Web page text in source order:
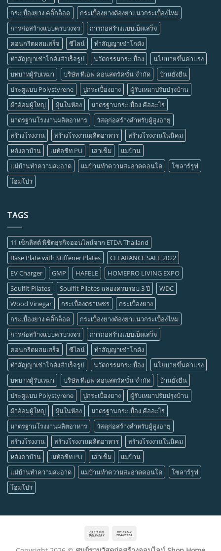
กระเบื้องยาง คลิ๊กล็อค
กระเบื้องยางต้องยาแนวกระเบื้องไหม
การก่อสร้างแบบครบวงจร
การก่อสร้างแบบเบ็ดเสร็จ
คอนกรีตผสมเสร็จ
ซีไลน์
ทำสัญญาเช่าโกดัง
ทำสัญญาเช่าโกดังสำเร็จรูป
นวัตกรรมกระเบื้อง
นโยบายขึ้นค่าแรง
บทบาทผู้รับเหมา
บริษัท ทีเอฟ คอนสตรัคชั่น จำกัด
บ้านยั่งยืน
ประตูแบบ Polystyrene
ปูกระเบื้องยาง
ผู้รับเหมาปรับปรุงบ้าน
ผ้าอ้อมผู้ใหญ่
ฝุ่นในห้อง
มาตรฐานกระเบื้อง คืออะไร
มาตรฐานโรงงานผลิตอาหาร
วัสดุก่อสร้างสำหรับผู้สูงอายุ
สร้างโรงงาน
สร้างโรงงานผลิตอาหาร
สร้างโรงงานในนิคม
หลังคาบ้าน
เมทัลชีท PU เสาเข็ม
แม่บ้าน
แม่บ้านทำความสะอาด
แม่บ้านทำความสะอาดคอนโด
โซลาร์รูฟ
โฮมโปร
TAGS
11 เช็กลิสต์ พิชิตธุรกิจออนไลน์จาก ETDA Thailand
Base Plate with Stiffener Plates
CLEARANCE SALE 2022
EV Charger
GMP HAFELE
HOMEPRO LIVING EXPO
Soulfit Pilates
Soulfit Pilates ฉลองครบรอบ 3 ปี
WDC
Wood Vinegar
กระเบื้องตราเพชร
กระเบื้องยาง
กระเบื้องยาง คลิ๊กล็อค
กระเบื้องยางต้องยาแนวกระเบื้องไหม
การก่อสร้างแบบครบวงจร
การก่อสร้างแบบเบ็ดเสร็จ
คอนกรีตผสมเสร็จ
ซีไลน์
ทำสัญญาเช่าโกดัง
ทำสัญญาเช่าโกดังสำเร็จรูป
นวัตกรรมกระเบื้อง
นโยบายขึ้นค่าแรง
บทบาทผู้รับเหมา
บริษัท ทีเอฟ คอนสตรัคชั่น จำกัด
บ้านยั่งยืน
ประตูแบบ Polystyrene
ปูกระเบื้องยาง
ผู้รับเหมาปรับปรุงบ้าน
ผ้าอ้อมผู้ใหญ่
ฝุ่นในห้อง
มาตรฐานกระเบื้อง คืออะไร
มาตรฐานโรงงานผลิตอาหาร
วัสดุก่อสร้างสำหรับผู้สูงอายุ
สร้างโรงงาน
สร้างโรงงานผลิตอาหาร
สร้างโรงงานในนิคม
หลังคาบ้าน
เมทัลชีท PU เสาเข็ม
แม่บ้าน
แม่บ้านทำความสะอาด
แม่บ้านทำความสะอาดคอนโด
โซลาร์รูฟ
โฮมโปร
Cash
Transfer